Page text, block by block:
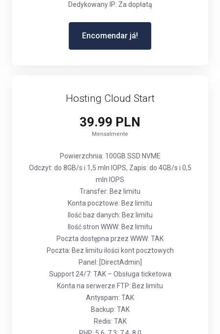
Dedykowany IP: Za dopłatą
Encomendar já!
Hosting Cloud Start
39.99 PLN
Mensalmente
Powierzchnia: 100GB SSD NVME
Odczyt: do 8GB/s i 1,5 mln IOPS, Zapis: do 4GB/s i 0,5
mln IOPS
Transfer: Bez limitu
Konta pocztowe: Bez limitu
Ilość baz danych: Bez limitu
Ilość stron WWW: Bez limitu
Poczta dostępna przez WWW: TAK
Poczta: Bez limitu ilości kont pocztowych
Panel: [DirectAdmin]
Support 24/7: TAK – Obsługa ticketowa
Konta na serwerze FTP: Bez limitu
Antyspam: TAK
Backup: TAK
Redis: TAK